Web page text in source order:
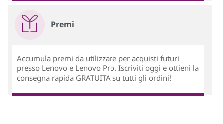
Premi
Accumula premi da utilizzare per acquisti futuri
presso Lenovo e Lenovo Pro. Iscriviti oggi e ottieni la
consegna rapida GRATUITA su tutti gli ordini!